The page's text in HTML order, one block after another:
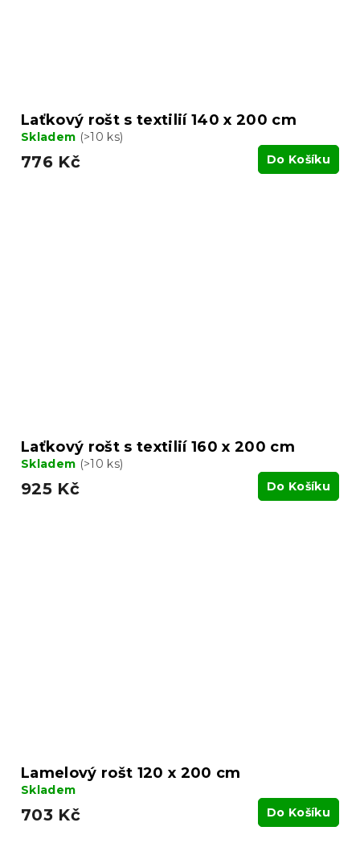
Laťkový rošt s textilií 140 x 200 cm
Skladem (>10 ks)
776 Kč Do Košíku
Laťkový rošt s textilií 160 x 200 cm
Skladem (>10 ks)
925 Kč Do Košíku
Lamelový rošt 120 x 200 cm
Skladem
703 Kč Do Košíku